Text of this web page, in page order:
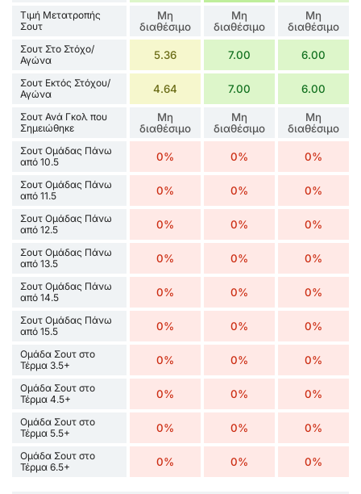
Τιμή Μετατροπής
Σουτ
Μη
διαθέσιμο
Μη
διαθέσιμο
Μη
διαθέσιμο
Σουτ Στο Στόχο/
Αγώνα
5.36 7.00 6.00
Σουτ Εκτός Στόχου/
Αγώνα
4.64 7.00 6.00
Σουτ Ανά Γκολ που
Σημειώθηκε
Μη
διαθέσιμο
Μη
διαθέσιμο
Μη
διαθέσιμο
Σουτ Ομάδας Πάνω
από 10.5
0% 0% 0%
Σουτ Ομάδας Πάνω
από 11.5
0% 0% 0%
Σουτ Ομάδας Πάνω
από 12.5
0% 0% 0%
Σουτ Ομάδας Πάνω
από 13.5
0% 0% 0%
Σουτ Ομάδας Πάνω
από 14.5
0% 0% 0%
Σουτ Ομάδας Πάνω
από 15.5
0% 0% 0%
Ομάδα Σουτ στο
Τέρμα 3.5+
0% 0% 0%
Ομάδα Σουτ στο
Τέρμα 4.5+
0% 0% 0%
Ομάδα Σουτ στο
Τέρμα 5.5+
0% 0% 0%
Ομάδα Σουτ στο
Τέρμα 6.5+
0% 0% 0%